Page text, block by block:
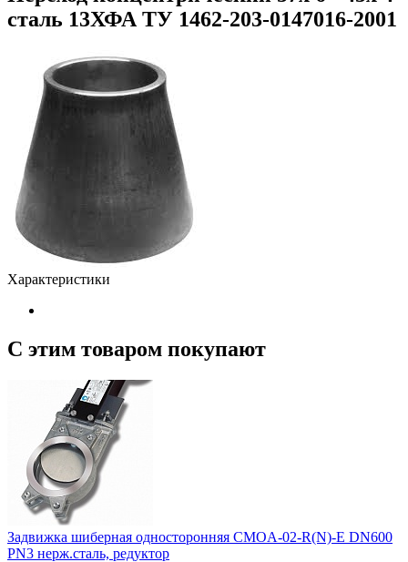
сталь 13ХФА ТУ 1462-203-0147016-2001
Характеристики
С этим товаром покупают
Задвижка шиберная односторонняя CMOA-02-R(N)-E DN600
PN3 нерж.сталь, редуктор